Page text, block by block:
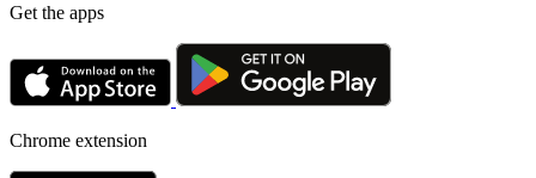
Get the apps
Chrome extension